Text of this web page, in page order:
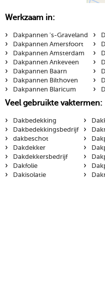
Werkzaam in:
›
Dakpannen 's-Graveland
› Dakpannen Amersfoort
› Dakpannen Amsterdam
› Dakpannen Ankeveen
› Dakpannen Baarn
› Dakpannen Bilthoven
› Dakpannen Blaricum
›
›
›
›
›
›
›
Veel gebruikte vaktermen:
›
Dakbedekking
› Dakbedekkingsbedrijf
› dakbeschot
› Dakdekker
› Dakdekkersbedrijf
› Dakfolie
› Dakisolatie
›
›
›
›
›
›
›